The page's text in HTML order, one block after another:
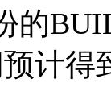
的
计得